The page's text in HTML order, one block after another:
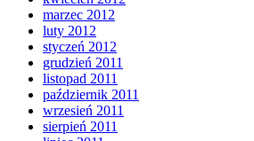
marzec 2012
luty 2012
styczeń 2012
grudzień 2011
listopad 2011
październik 2011
wrzesień 2011
sierpień 2011